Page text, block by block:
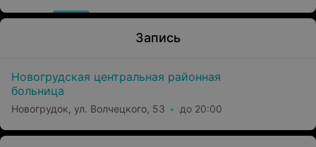
Запись
Новогрудская центральная районная
больница
Новогрудок, ул. Волчецкого, 53 до 20:00